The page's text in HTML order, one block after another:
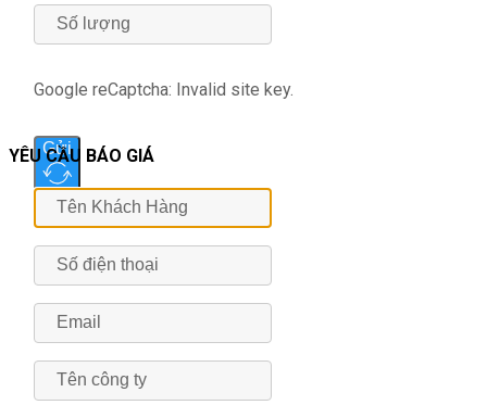
Google reCaptcha: Invalid site key.
Gửi
YÊU CẦU BÁO GIÁ